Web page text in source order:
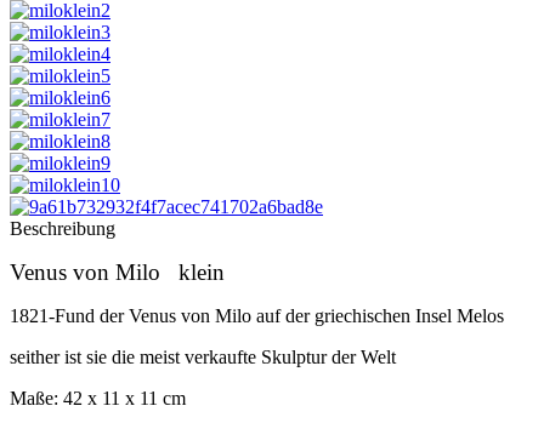
Beschreibung
Venus von Milo klein
1821-Fund der Venus von Milo auf der griechischen Insel Melos
seither ist sie die meist verkaufte Skulptur der Welt
Maße: 42 x 11 x 11 cm